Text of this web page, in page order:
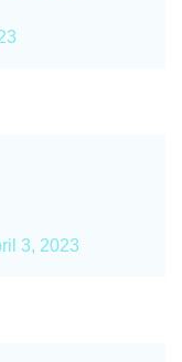
3, 2023